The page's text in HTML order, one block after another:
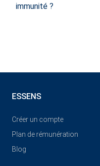
immunité ?
ESSENS
Créer un compte
Plan de rémunération
Blog